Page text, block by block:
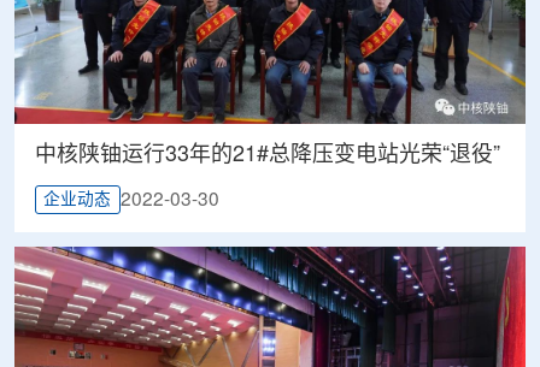
中核陕铀运行33年的21#总降压变电站光荣“退役”
企业动态 2022-03-30